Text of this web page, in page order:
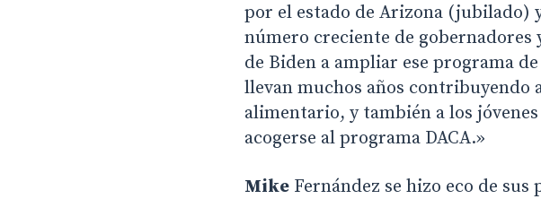
por el estado de Arizona (jubilado)
número creciente de gobernadores
de Biden a ampliar ese programa
llevan muchos años contribuyendo
alimentario, y también a los
acogerse al programa DACA.»
Mike Fernández se hizo eco de